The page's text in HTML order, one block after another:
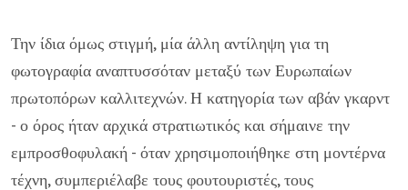
Την ίδια όμως στιγμή, μία άλλη αντίληψη για τη
φωτογραφία αναπτυσσόταν μεταξύ των Ευρωπαίων
πρωτοπόρων καλλιτεχνών. Η κατηγορία των αβάν γκαρντ
- ο όρος ήταν αρχικά στρατιωτικός και σήμαινε την
εμπροσθοφυλακή - όταν χρησιμοποιήθηκε στη μοντέρνα
τέχνη, συμπεριέλαβε τους φουτουριστές, τους